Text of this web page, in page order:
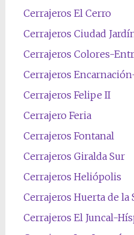
Cerrajeros El Cerro
Cerrajeros Ciudad
Cerrajeros Colores-
Cerrajeros
Cerrajeros Felipe II
Cerrajero Feria
Cerrajeros Fontanal
Cerrajeros Giralda Sur
Cerrajeros Heliópolis
Cerrajeros Huerta de la
Cerrajeros El Juncal-